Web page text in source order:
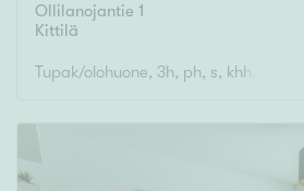
Ollilanojantie 1
Kittilä
Tupak/olohuone, 3h, ph, s, khh, et, 2wc